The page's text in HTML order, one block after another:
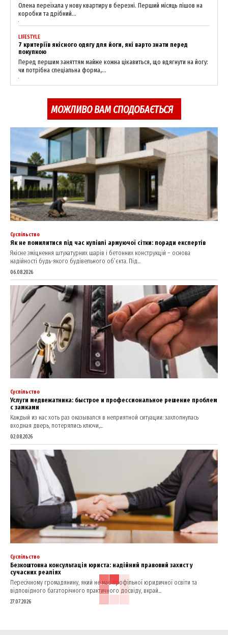
Company
About
Contact us
My account
Олена переїхала у нову квартиру в березні. Перший місяць пішов на
коробки та дрібний...
LIFESTYLE
7 критеріїв якісного одягу для йоги, які варто знати перед
покупкою
Перед першим заняттям майже кожна цікавиться, що вдягнути на йогу:
чи потрібна спеціальна форма,...
МОЖЛИВО ВАМ СПОДОБАЄТЬСЯ
Суспільство
Як не помилитися під час купівлі армуючої сітки: поради експертів
Якісне зміцнення штукатурних шарів і бетонних конструкцій – основа
надійності будь-якого будівельного об’єкта. Під...
06.08.2026
Суспільство
Услуги медвежатника: быстрое и профессиональное решение проблем
с замками
Каждый из нас хоть раз оказывался в неприятной ситуации: захлопнулась
входная дверь, потерялись ключи,...
02.08.2026
Суспільство
Безкоштовна консультація юриста: надійний правовий захист у
сучасних реаліях
Пересічному громадянину, який не має профільної юридичної освіти та
відповідного багаторічного практичного досвіду, вкрай...
27.07.2026